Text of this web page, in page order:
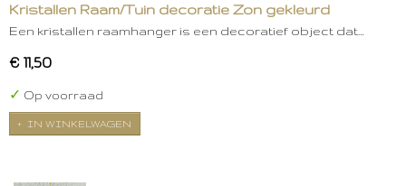
Kristallen Raam/Tuin decoratie Zon gekleurd
Een kristallen raamhanger is een decoratief object dat…
€ 11,50
✓ Op voorraad
IN WINKELWAGEN